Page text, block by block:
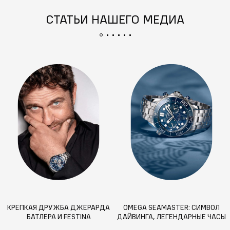
СТАТЬИ НАШЕГО МЕДИА
КРЕПКАЯ ДРУЖБА ДЖЕРАРДА
БАТЛЕРА И FESTINA
OMEGA SEAMASTER: СИМВОЛ
ДАЙВИНГА, ЛЕГЕНДАРНЫЕ ЧАСЫ